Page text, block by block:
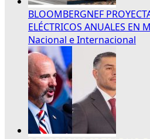
BLOOMBERGNEF
ELÉCTRICOS ANUALES EN
Nacional e Internacional